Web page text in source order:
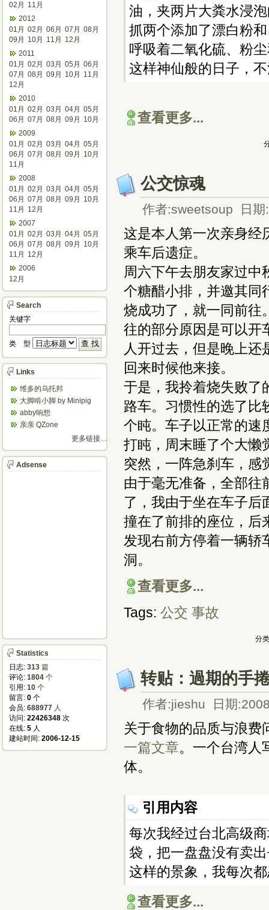
油，夹两片大粪水浸
抓两个添加了漂白粉
呼吸着二氧化硫、粉
这样神仙般的日子，
查看更多...
公交惊魂
作者:sweetsoup 日期
这是本人第一次亲身经
乘车后遗症。
周六下午去朋友家过中
个糖醋小排，并邀其同
烧成功了，就一同前往
往的部分原因是可以开
人开过去，但是晚上
回来时候他来接。
于是，我拎着烧失败了
路车。习惯性的选了比
个盹。车子以正常的速
打盹，周末睡了个大懒
突然，一阵急刹车，感
由于毫无准备，全部往
了，我由于坐在车子后
撞在了前排的座位，后
发现右前方停着一辆轿
洞。
查看更多...
Tags: 公交 事故
分
转贴：過期的手
作者:jieshu 日期
关于食物的品质与浪费
一篇文章。一个台湾人
体。
引用内容
每次我经过台北高级
袋，把一盘盘没有卖
这样的景象，我每次
查看更多...
02月
11月
2012
01月 02月 06月 07月 08月
09月
10月 11月
12月
2011
01月 02月 03月 05月 06月
07月 08月 09月 10月
11月
12月
2010
01月 02月 03月 04月 05月
06月 07月 08月 09月
10月
2009
01月 02月 03月 04月 05月
06月 07月 08月 09月
10月
11月
2008
01月 02月 03月 04月 05月
06月 07月 08月 09月
10月
11月
12月
2007
01月 02月 03月 04月 05月
06月 07月 08月 09月
10月
11月
12月
2006
12月
Search
关键字
类 型
Links
维多的乌托邦
大脚啃小脚 by Minipig
abby响想
亲亲 QZone
更多链接…
Adsense
Statistics
日志: 313 篇
评论: 1804 个
引用: 10 个
留言: 0 个
会员: 688977 人
访问: 22426348 次
在线: 5 人
建站时间: 2006-12-15